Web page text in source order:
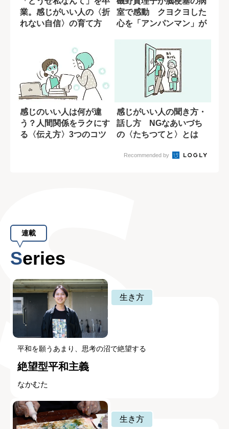
業。感じがいい人の〈折
れない自信〉の育て方
室で感動 クヨクヨした
心を「アンパンマン」が
感じのいい人は何が違
う？人間関係をラクにす
る〈伝え方〉3つのコツ
感じがいい人の聞き方・
話し方 NGなあいづち
の〈たちつてと〉とは
Recommended by
連載
Series
生き方
平和を願うあまり、思考の沼で絶望する
絶望型平和主義
なかむた
生き方